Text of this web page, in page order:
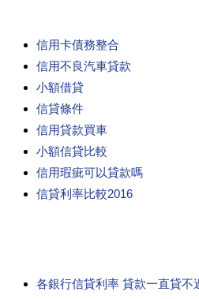
信用卡債務整合
信用不良汽車貸款
小額借貸
信貸條件
信用貸款買車
小額信貸比較
信用瑕疵可以貸款嗎
信貸利率比較2016
各銀行信貸利率 貸款一直貸不